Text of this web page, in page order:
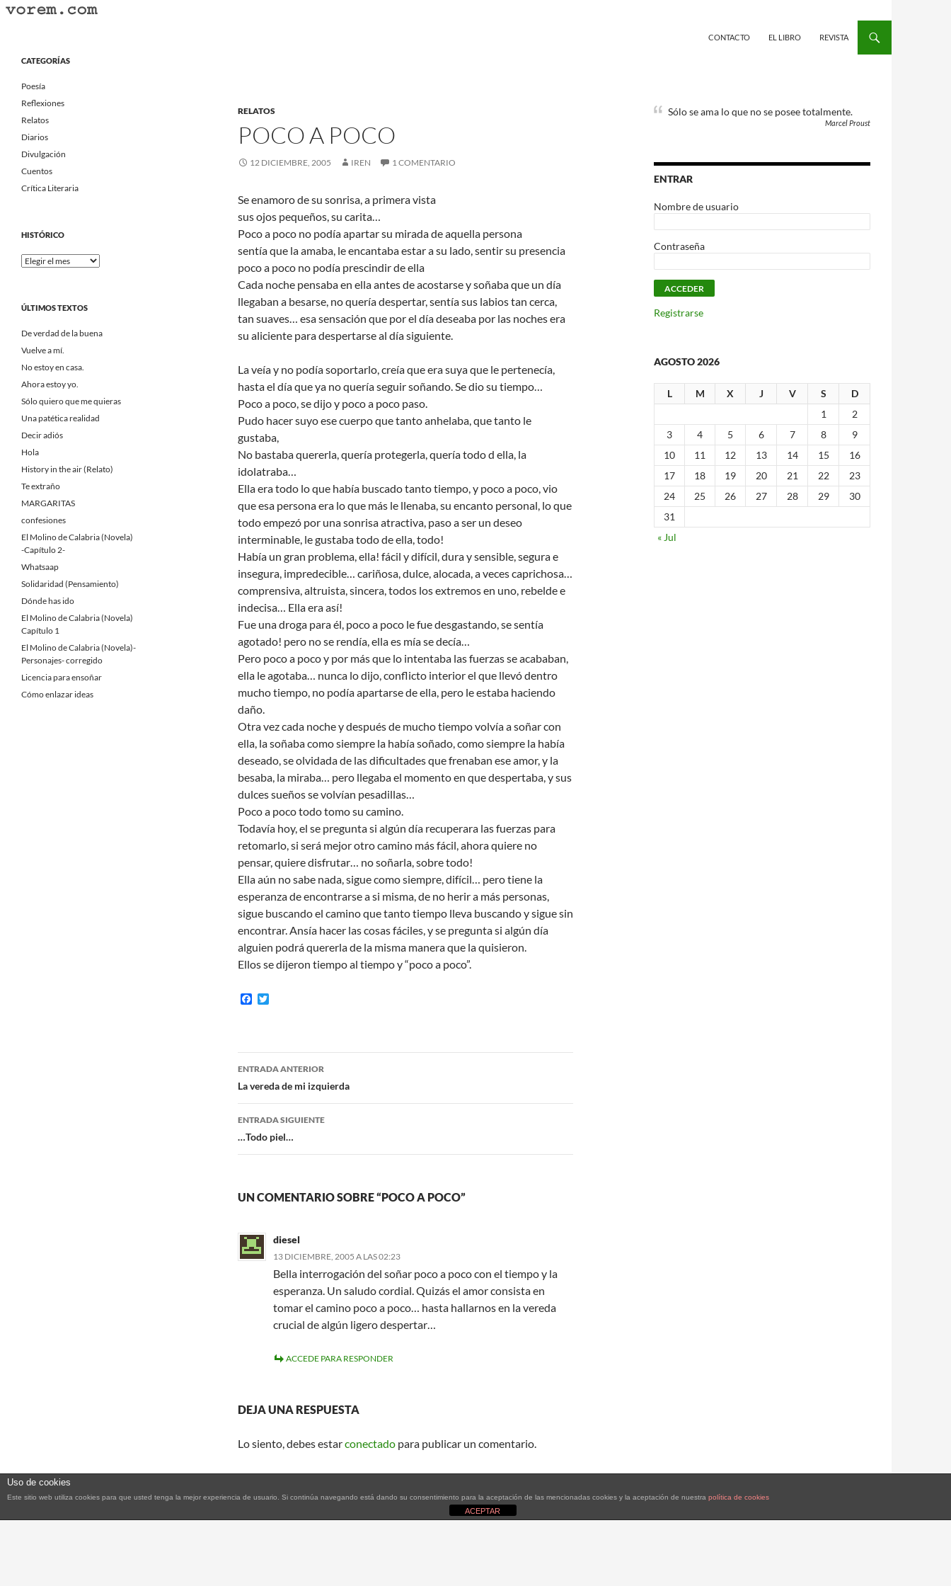
Saltar
CONTACTO EL LIBRO REVISTA
RELATOS
POCO A POCO
12 DICIEMBRE, 2005 IREN 1 COMENTARIO
Se enamoro de su sonrisa, a primera vista
sus ojos pequeños, su carita…
Poco a poco no podía apartar su mirada de aquella persona
sentía que la amaba, le encantaba estar a su lado, sentir su presencia
poco a poco no podía prescindir de ella
Cada noche pensaba en ella antes de acostarse y soñaba que un día
llegaban a besarse, no quería despertar, sentía sus labios tan cerca,
tan suaves… esa sensación que por el día deseaba por las noches era
su aliciente para despertarse al día siguiente.
La veía y no podía soportarlo, creía que era suya que le pertenecía,
hasta el día que ya no quería seguir soñando. Se dio su tiempo…
Poco a poco, se dijo y poco a poco paso.
Pudo hacer suyo ese cuerpo que tanto anhelaba, que tanto le
gustaba,
No bastaba quererla, quería protegerla, quería todo d ella, la
idolatraba…
Ella era todo lo que había buscado tanto tiempo, y poco a poco, vio
que esa persona era lo que más le llenaba, su encanto personal, lo que
todo empezó por una sonrisa atractiva, paso a ser un deseo
interminable, le gustaba todo de ella, todo!
Había un gran problema, ella! fácil y difícil, dura y sensible, segura e
insegura, impredecible… cariñosa, dulce, alocada, a veces caprichosa…
comprensiva, altruista, sincera, todos los extremos en uno, rebelde e
indecisa… Ella era así!
Fue una droga para él, poco a poco le fue desgastando, se sentía
agotado! pero no se rendía, ella es mía se decía…
Pero poco a poco y por más que lo intentaba las fuerzas se acababan,
ella le agotaba… nunca lo dijo, conflicto interior el que llevó dentro
mucho tiempo, no podía apartarse de ella, pero le estaba haciendo
daño.
Otra vez cada noche y después de mucho tiempo volvía a soñar con
ella, la soñaba como siempre la había soñado, como siempre la había
deseado, se olvidada de las dificultades que frenaban ese amor, y la
besaba, la miraba… pero llegaba el momento en que despertaba, y sus
dulces sueños se volvían pesadillas…
Poco a poco todo tomo su camino.
Todavía hoy, el se pregunta si algún día recuperara las fuerzas para
retomarlo, si será mejor otro camino más fácil, ahora quiere no
pensar, quiere disfrutar… no soñarla, sobre todo!
Ella aún no sabe nada, sigue como siempre, difícil… pero tiene la
esperanza de encontrarse a si misma, de no herir a más personas,
sigue buscando el camino que tanto tiempo lleva buscando y sigue sin
encontrar. Ansía hacer las cosas fáciles, y se pregunta si algún día
alguien podrá quererla de la misma manera que la quisieron.
Ellos se dijeron tiempo al tiempo y “poco a poco”.
F
o
o
e
r
Navegación
de
entradas
ENTRADA ANTERIOR
La vereda de mi izquierda
ENTRADA SIGUIENTE
…Todo piel…
UN COMENTARIO SOBRE “POCO A POCO”
diesel
13 DICIEMBRE, 2005 A LAS 02:23
Bella interrogación del soñar poco a poco con el tiempo y la
esperanza. Un saludo cordial. Quizás el amor consista en
tomar el camino poco a poco… hasta hallarnos en la vereda
crucial de algún ligero despertar…
ACCEDE PARA RESPONDER
DEJA UNA RESPUESTA
Lo siento, debes estarconectado para publicar un comentario.
Sólo se ama lo que no se posee totalmente.
Marcel Proust
ENTRAR
Nombre de usuario
Contraseña
Registrarse
AGOSTO 2026
L M X J V S
D
1
2
3
4 5 6 7 8
9
10
11 12 13 14 15
16
17
18 19 20 21 22
23
24
25 26 27 28 29
30
31
« Jul
Portal Literario Independiente
CATEGORÍAS
Poesía
Reflexiones
Relatos
Diarios
Divulgación
Cuentos
Crítica Literaria
HISTÓRICO
Histórico
ÚLTIMOS TEXTOS
De verdad de la buena
Vuelve a mí.
No estoy en casa.
Ahora estoy yo.
Sólo quiero que me quieras
Una patética realidad
Decir adiós
Hola
History in the air (Relato)
Te extraño
MARGARITAS
confesiones
El Molino de Calabria (Novela)
-Capítulo 2-
Whatsaap
Solidaridad (Pensamiento)
Dónde has ido
El Molino de Calabria (Novela)
Capítulo 1
El Molino de Calabria (Novela)-
Personajes- corregido
Licencia para ensoñar
Cómo enlazar ideas
Uso de cookies
Este sitio web utiliza cookies para que usted tenga la mejor experiencia de usuario. Si continúa navegando está dando su consentimiento para la aceptación de las mencionadas cookies y la aceptación de nuestra política de cookies
ACEPTAR